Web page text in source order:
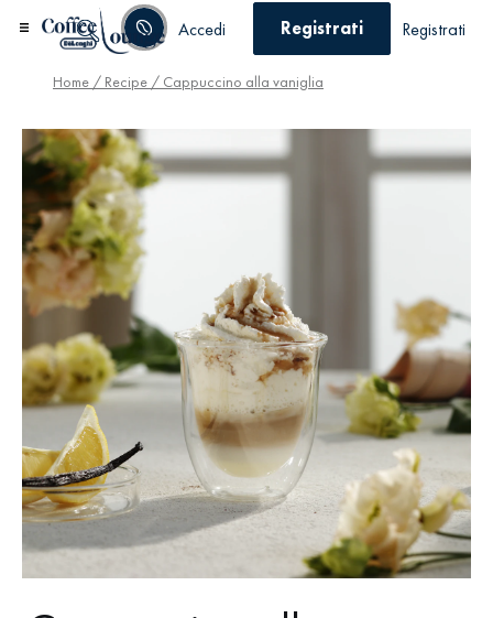
Accedi Registrati Registrati
Home / Recipe / Cappuccino alla vaniglia